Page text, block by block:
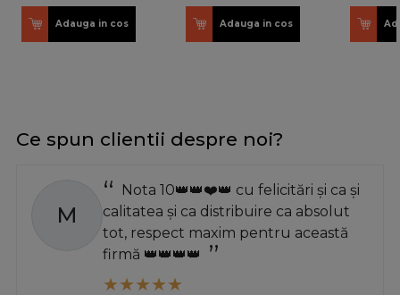
Adauga in cos Adauga in cos
Ce spun clientii despre noi?
M
Nota 10👑👑❤️👑 cu felicitări și ca și
calitatea și ca distribuire ca absolut
tot, respect maxim pentru această
firmă 👑👑👑👑